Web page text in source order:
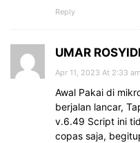
Reply
UMAR ROSYIDI
Apr 11, 2023 At 2:33 am
Awal Pakai di
berjalan lancar,
v.6.49 Script ini
copas saja,